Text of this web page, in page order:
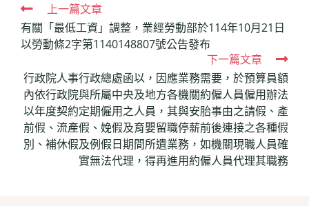
Read
more
articles
上一篇文章
有關「最低工資」調整，業經勞動部於114年10月21日
以勞動條2字第1140148807號公告發布
下一篇文章
行政院人事行政總處函以，因應業務需要，於預算員額
內依行政院與所屬中央及地方各機關約僱人員僱用辦法
以年度契約定期僱用之人員，其與安胎事由之請假、產
前假、流產假、娩假及育嬰留職停薪前後連接之各種假
別、補休假及例假日期間所遺業務，如機關現職人員確
實無法代理，得再進用約僱人員代理其職務